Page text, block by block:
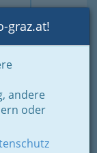
Toggle
graz.at!
andere
oder